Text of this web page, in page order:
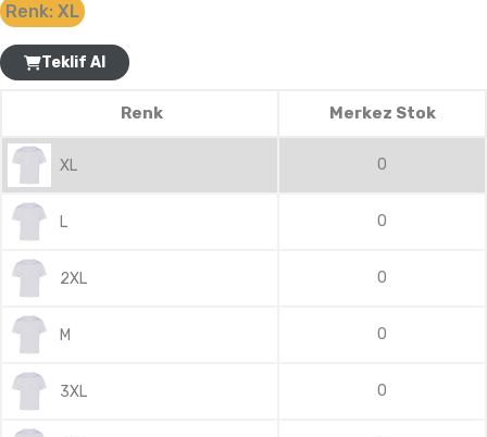
Renk: XL
Teklif Al
Renk Merkez Stok
XL 0
L 0
2XL 0
M 0
3XL 0